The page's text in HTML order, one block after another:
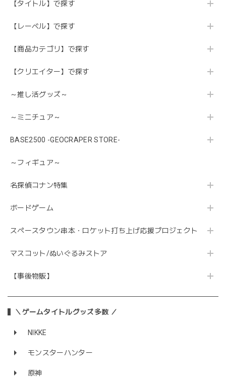
【タイトル】で探す
【レーベル】で探す
【商品カテゴリ】で探す
【クリエイター】で探す
～推し活グッズ～
～ミニチュア～
BASE2500 -GEOCRAPER STORE-
～フィギュア～
名探偵コナン特集
ボードゲーム
スペースタウン串本・ロケット打ち上げ応援プロジェクト
マスコット/ぬいぐるみストア
【事後物販】
＼ゲームタイトルグッズ多数 ／
NIKKE
モンスターハンター
原神